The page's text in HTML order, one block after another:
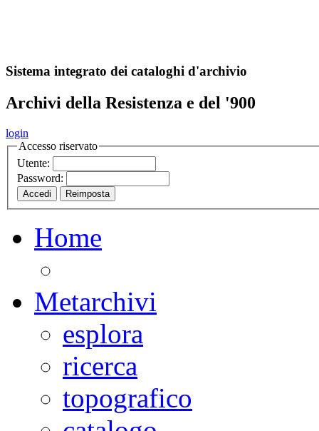
Sistema integrato dei cataloghi d'archivio
Archivi della Resistenza e del '900
login
Accesso riservato
Utente:
Password:
Home
Metarchivi
esplora
ricerca
topografico